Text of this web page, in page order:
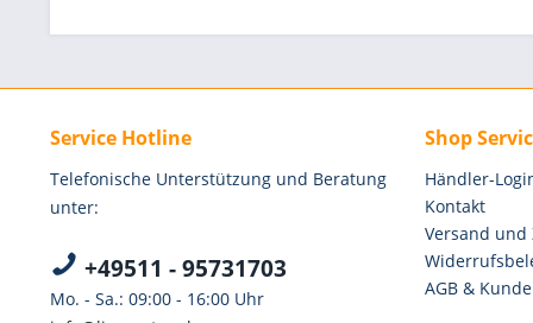
Service Hotline
Telefonische Unterstützung und Beratung
unter:
+49511 - 95731703
Mo. - Sa.: 09:00 - 16:00 Uhr
Shop
Händler-
Kontakt
Versand
AGB &